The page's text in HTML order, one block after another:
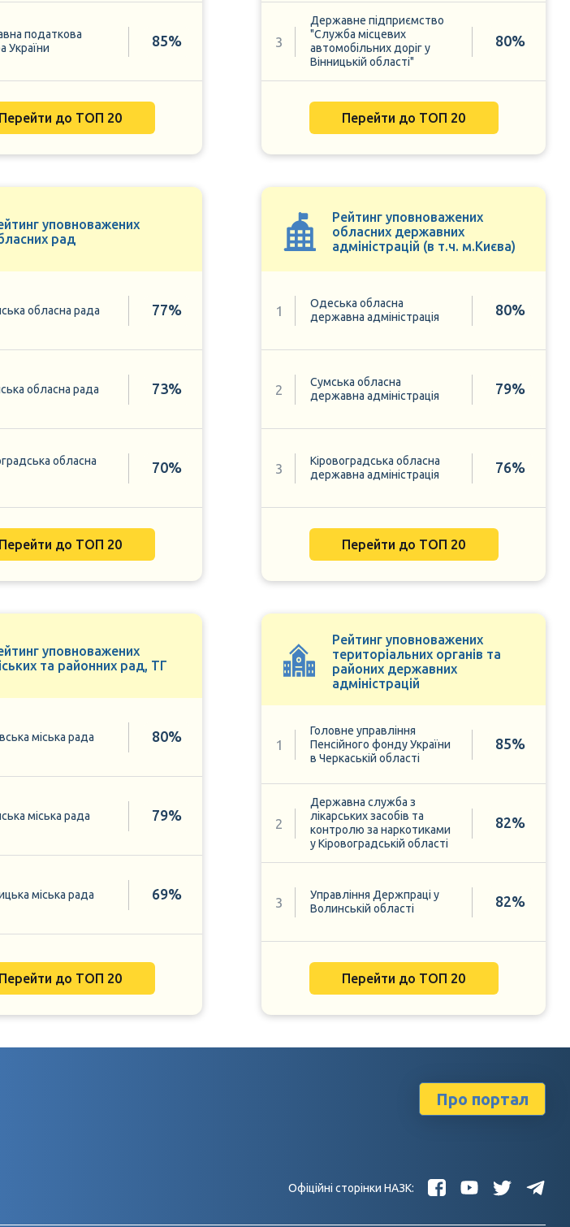
податкова
України
85%
Перейти до ТОП 20
3
Державне підприємство
"Служба місцевих
автомобільних доріг у
Вінницькій області"
80%
Перейти до ТОП 20
уповноважених
рад
обласна рада 77%
обласна рада 73%
обласна
70%
Перейти до ТОП 20
Рейтинг уповноважених
обласних державних
адміністрацій (в т.ч. м.Києва)
1
Одеська обласна
державна адміністрація
80%
2
Сумська обласна
державна адміністрація
79%
3
Кіровоградська обласна
державна адміністрація
76%
Перейти до ТОП 20
уповноважених
та районних рад, ТГ
міська рада 80%
міська рада 79%
міська рада 69%
Перейти до ТОП 20
Рейтинг уповноважених
територіальних органів та
районих державних
адміністрацій
1
Головне управління
Пенсійного фонду України
в Черкаській області
85%
2
Державна служба з
лікарських засобів та
контролю за наркотиками
у Кіровоградській області
82%
3
Управління Держпраці у
Волинській області
82%
Перейти до ТОП 20
Про портал
Офіційні сторінки НАЗК: